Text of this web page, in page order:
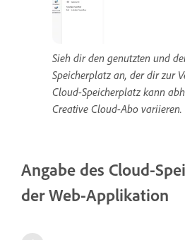
Sieh dir den genutzten und
Speicherplatz an, der dir zur
Cloud-Speicherplatz kann
Creative Cloud-Abo variieren.
Angabe des Cloud-
der Web-Applikation